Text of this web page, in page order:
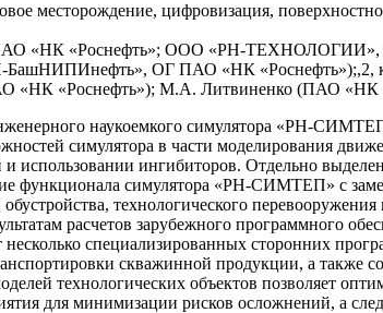
месторождение, цифровизация,
«НК «Роснефть»; ООО «РН-
ОГ ПАО «НК
«Роснефть»); М.А. Литвиненко (ПАО «НК
наукоемкого симулятора «РН-
симулятора в части моделирования
ингибиторов. Отдельно
функционала симулятора «РН-СИМТЕП» с
технологического
расчетов зарубежного программного
несколько специализированных сторонних
скважинной продукции, а также
технологических объектов позволяет
для минимизации рисков осложнений, а